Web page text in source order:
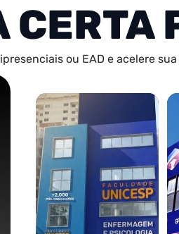
CERTA
ou EAD e acelere